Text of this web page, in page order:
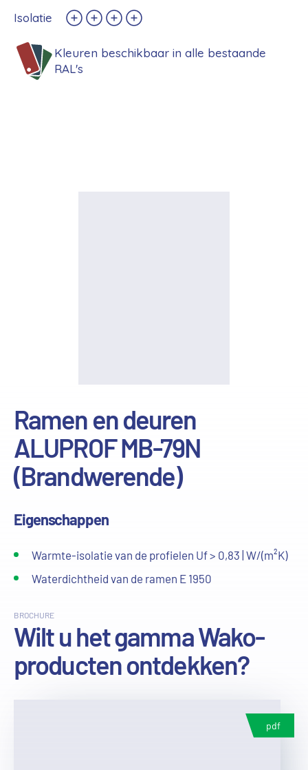
Isolatie
Kleuren beschikbaar in alle bestaande
RAL's
Ramen en deuren
ALUPROF MB-79N
(Brandwerende)
Eigenschappen
Warmte-isolatie van de profielen Uf > 0,83 | W/(m²K)
Waterdichtheid van de ramen E 1950
BROCHURE
Wilt u het gamma Wako-
producten ontdekken?
pdf